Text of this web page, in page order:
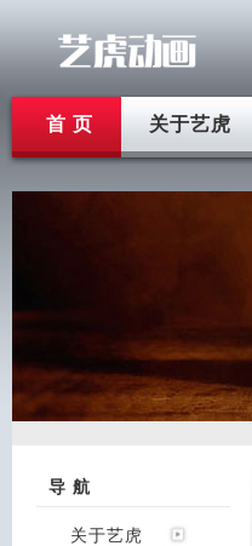
首 页 关于艺虎
导 航
关于艺虎